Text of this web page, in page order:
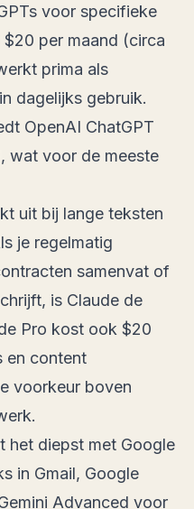
voor specifieke
per maand (circa
prima als
dagelijks gebruik.
OpenAI ChatGPT
wat voor de meeste
uit bij lange teksten
je regelmatig
samenvat of
is Claude de
Pro kost ook $20
en content
voorkeur boven
het diepst met Google
in Gmail, Google
Advanced voor